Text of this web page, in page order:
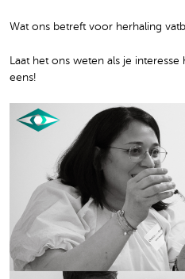
Wat ons betreft voor herhaling
Laat het ons weten als je
eens!